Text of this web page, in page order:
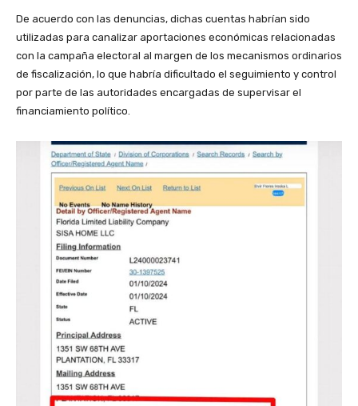
De acuerdo con las denuncias, dichas cuentas habrían sido
utilizadas para canalizar aportaciones económicas relacionadas
con la campaña electoral al margen de los mecanismos ordinarios
de fiscalización, lo que habría dificultado el seguimiento y control
por parte de las autoridades encargadas de supervisar el
financiamiento político.